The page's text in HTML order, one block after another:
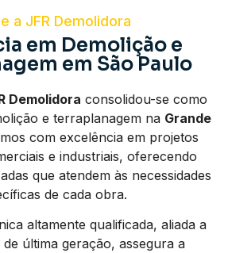
a JFR Demolidora
em Demolição e
em São Paulo
Demolidora consolidou-se como
e terraplanagem na Grande
com excelência em projetos
e industriais, oferecendo
que atendem às necessidades
de cada obra.
altamente qualificada, aliada a
última geração, assegura a